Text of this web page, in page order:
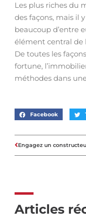
Les plus riches du
des façons, mais il
beaucoup d’entre
élément central de
De toutes les
fortune,
méthodes dans
Facebook
Articles